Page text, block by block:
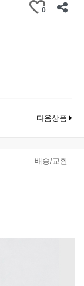
0
다음상품
배송/교환